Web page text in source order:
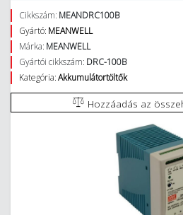
Cikkszám: MEANDRC100B
Gyártó: MEANWELL
Márka: MEANWELL
Gyártói cikkszám: DRC-100B
Kategória:Akkumulátortöltők
Hozzáadás az